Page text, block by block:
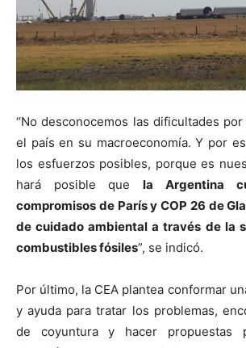
“No desconocemos las dificultades
el país en su macroeconomía. Y por
los esfuerzos posibles, porque es
hará posible quela Argentina
compromisos de París y COP 26 de
de cuidado ambiental a través de la
combustibles fósiles”, se indicó.
Por último, la CEA plantea conformar
y ayuda para tratar los problemas,
de coyuntura y hacer propuestas